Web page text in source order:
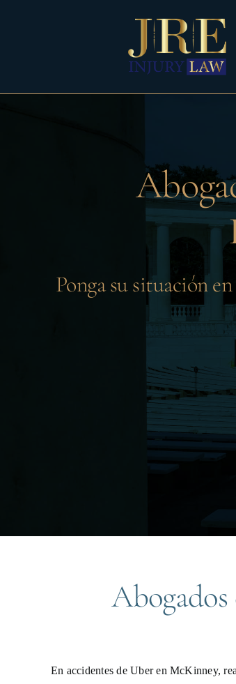
Ponga su situación
En accidentes de Uber en McKinney,